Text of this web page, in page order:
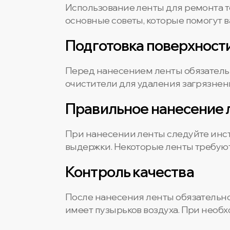
Использование ленты для ремонта
основные советы, которые помогут
Подготовка
Перед нанесением ленты
очистители для удаления
Правильное нанесение
При нанесении ленты следуйте
выдержки. Некоторые ленты
Контроль качества
После нанесения ленты
имеет пузырьков воздуха. При